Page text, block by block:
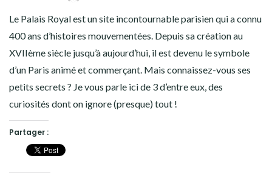
Le Palais Royal est un site incontournable parisien qui a connu
400 ans d’histoires mouvementées. Depuis sa création au
XVIIème siècle jusqu’à aujourd’hui, il est devenu le symbole
d’un Paris animé et commerçant. Mais connaissez-vous ses
petits secrets ? Je vous parle ici de 3 d’entre eux, des
curiosités dont on ignore (presque) tout !
Partager :